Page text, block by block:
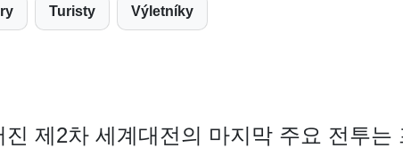
Turisty Výletníky
진 제2차 세계대전의 마지막 주요 전투는